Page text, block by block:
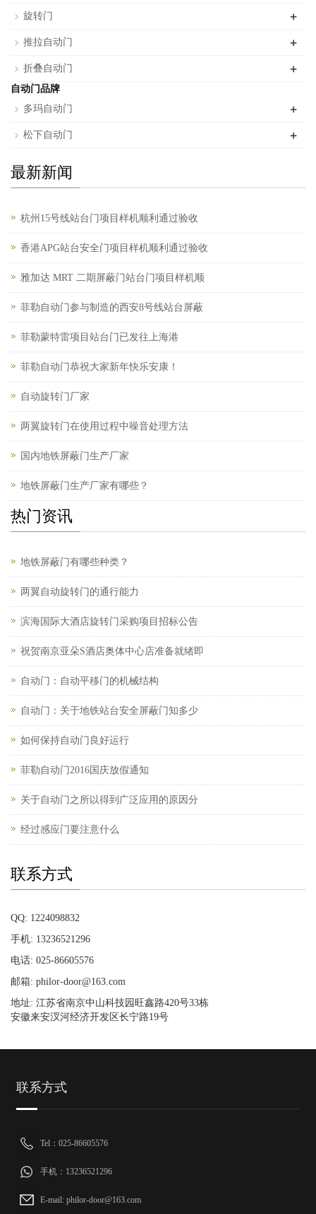
旋转门 +
推拉自动门 +
折叠自动门 +
自动门品牌
多玛自动门
+
松下自动门 +
最新新闻
杭州15号线站台门项目样机顺利通过验收
香港APG站台安全门项目样机顺利通过验收
雅加达 MRT 二期屏蔽门站台门项目样机顺
菲勒自动门参与制造的西安8号线站台屏蔽
菲勒蒙特雷项目站台门已发往上海港
菲勒自动门恭祝大家新年快乐安康！
自动旋转门厂家
两翼旋转门在使用过程中噪音处理方法
国内地铁屏蔽门生产厂家
地铁屏蔽门生产厂家有哪些？
热门资讯
地铁屏蔽门有哪些种类？
两翼自动旋转门的通行能力
滨海国际大酒店旋转门采购项目招标公告
祝贺南京亚朵S酒店奥体中心店准备就绪即
自动门：自动平移门的机械结构
自动门：关于地铁站台安全屏蔽门知多少
如何保持自动门良好运行
菲勒自动门2016国庆放假通知
关于自动门之所以得到广泛应用的原因分
经过感应门要注意什么
联系方式
QQ: 1224098832
手机: 13236521296
电话: 025-86605576
邮箱: philor-door@163.com
地址: 江苏省南京中山科技园旺鑫路420号33栋
安徽来安汊河经济开发区长宁路19号
联系方式
Tel：025-86605576
手机：13236521296
E-mail: philor-door@163.com